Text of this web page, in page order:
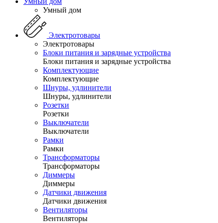
Умный дом
Электротовары
Электротовары
Блоки питания и зарядные устройства
Блоки питания и зарядные устройства
Комплектующие
Комплектующие
Шнуры, удлинители
Шнуры, удлинители
Розетки
Розетки
Выключатели
Выключатели
Рамки
Рамки
Трансформаторы
Трансформаторы
Диммеры
Диммеры
Датчики движения
Датчики движения
Вентиляторы
Вентиляторы